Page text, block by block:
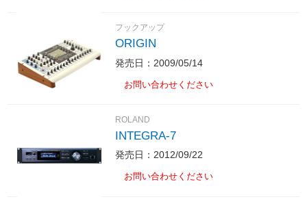
フックアップ
ORIGIN
発売日：2009/05/14
お問い合わせください
ROLAND
INTEGRA-7
発売日：2012/09/22
お問い合わせください